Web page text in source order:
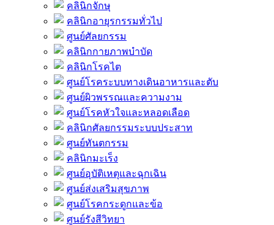
คลินิกจักษุ
คลินิกอายุรกรรมทั่วไป
ศูนย์ศัลยกรรม
คลินิกกายภาพบำบัด
คลินิกโรคไต
ศูนย์โรคระบบทางเดินอาหารและตับ
ศูนย์ผิวพรรณและความงาม
ศูนย์โรคหัวใจและหลอดเลือด
คลินิกศัลยกรรมระบบประสาท
ศูนย์ทันตกรรม
คลินิกมะเร็ง
ศูนย์อุบัติเหตุและฉุกเฉิน
ศูนย์ส่งเสริมสุขภาพ
ศูนย์โรคกระดูกและข้อ
ศูนย์รังสีวิทยา